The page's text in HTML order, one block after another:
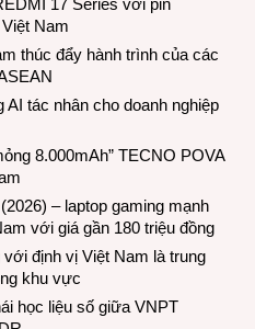
17 Series với pin
Nam
thúc đẩy hành trình của các
tác nhân cho doanh nghiệp
8.000mAh” TECNO POVA
– laptop gaming mạnh
với giá gần 180 triệu đồng
định vị Việt Nam là trung
khu vực
học liệu số giữa VNPT